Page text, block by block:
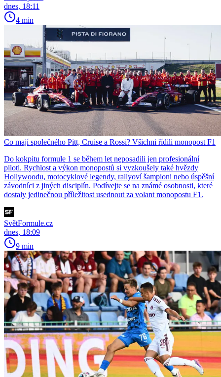
dnes, 18:11
4 min
Co mají společného Pitt, Cruise a Rossi? Všichni řídili monopost F1
Do kokpitu formule 1 se během let neposadili jen profesionální
piloti. Rychlost a výkon monopostů si vyzkoušely také hvězdy
Hollywoodu, motocyklové legendy, rallyoví šampioni nebo úspěšní
závodníci z jiných disciplín. Podívejte se na známé osobnosti, které
dostaly jedinečnou příležitost usednout za volant monopostu F1.
SvětFormule.cz
dnes, 18:09
9 min